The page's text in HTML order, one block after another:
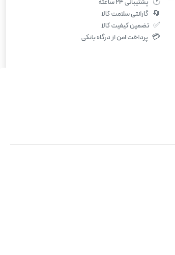
🔄 گارانتی سلامت کالا
✅ تضمین کیفیت کالا
💳 پرداخت امن از درگاه بانکی